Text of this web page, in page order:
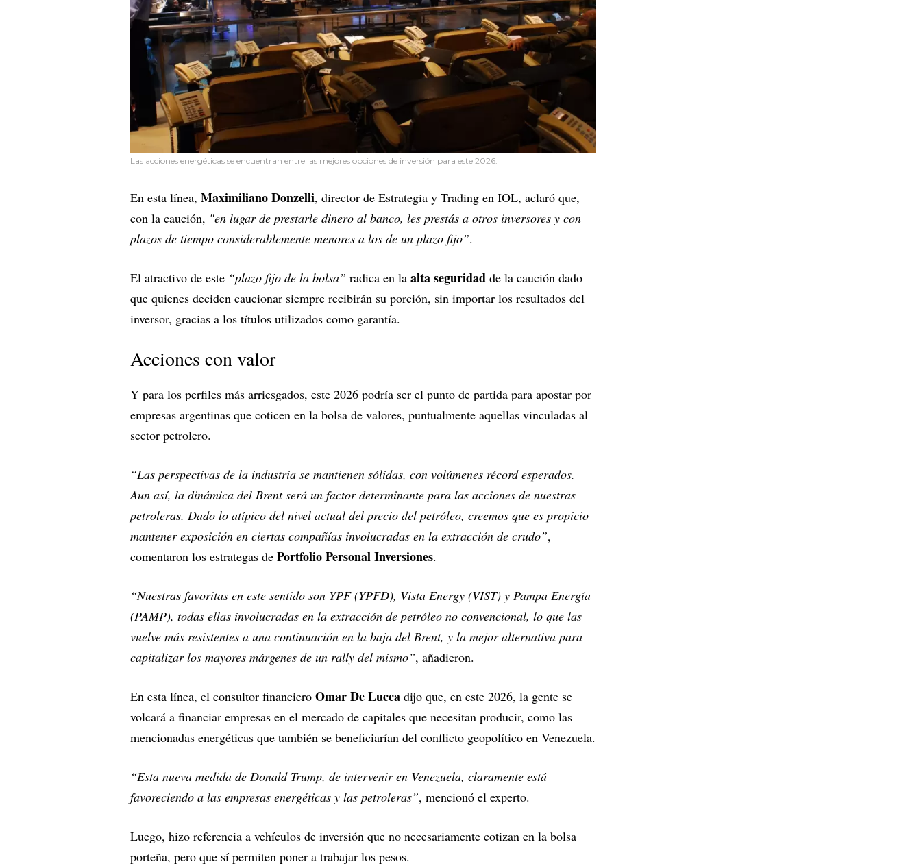
Las acciones energéticas se encuentran entre las mejores opciones de inversión para este 2026.
En esta línea, Maximiliano Donzelli, director de Estrategia y Trading en IOL, aclaró que,
con la caución, "en lugar de prestarle dinero al banco, les prestás a otros inversores y con
plazos de tiempo considerablemente menores a los de un plazo fijo”.
El atractivo de este “plazo fijo de la bolsa” radica en la alta seguridad de la caución dado
que quienes deciden caucionar siempre recibirán su porción, sin importar los resultados del
inversor, gracias a los títulos utilizados como garantía.
Acciones con valor
Y para los perfiles más arriesgados, este 2026 podría ser el punto de partida para apostar por
empresas argentinas que coticen en la bolsa de valores, puntualmente aquellas vinculadas al
sector petrolero.
“Las perspectivas de la industria se mantienen sólidas, con volúmenes récord esperados.
Aun así, la dinámica del Brent será un factor determinante para las acciones de nuestras
petroleras. Dado lo atípico del nivel actual del precio del petróleo, creemos que es propicio
mantener exposición en ciertas compañías involucradas en la extracción de crudo”,
comentaron los estrategas de Portfolio Personal Inversiones.
“Nuestras favoritas en este sentido son YPF (YPFD), Vista Energy (VIST) y Pampa Energía
(PAMP), todas ellas involucradas en la extracción de petróleo no convencional, lo que las
vuelve más resistentes a una continuación en la baja del Brent, y la mejor alternativa para
capitalizar los mayores márgenes de un rally del mismo”, añadieron.
En esta línea, el consultor financiero Omar De Lucca dijo que, en este 2026, la gente se
volcará a financiar empresas en el mercado de capitales que necesitan producir, como las
mencionadas energéticas que también se beneficiarían del conflicto geopolítico en Venezuela.
“Esta nueva medida de Donald Trump, de intervenir en Venezuela, claramente está
favoreciendo a las empresas energéticas y las petroleras”, mencionó el experto.
Luego, hizo referencia a vehículos de inversión que no necesariamente cotizan en la bolsa
porteña, pero que sí permiten poner a trabajar los pesos.